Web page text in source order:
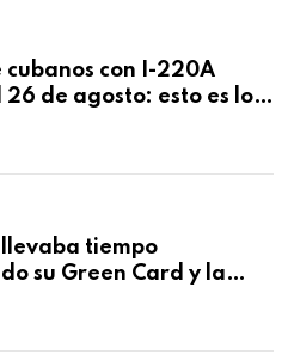
cubanos con I-220A
26 de agosto: esto es lo
llevaba tiempo
su Green Card y la